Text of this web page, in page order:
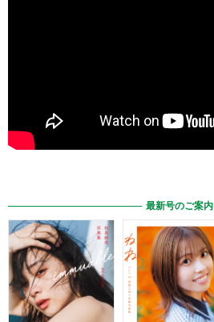
最新号のご案内